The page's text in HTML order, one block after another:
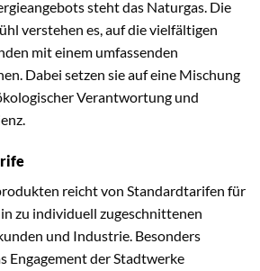
steht das Naturgas. Die
verstehen es, auf die vielfältigen
mit einem umfassenden
Dabei setzen sie auf eine Mischung
Verantwortung und
reicht von Standardtarifen für
zu individuell zugeschnittenen
und Industrie. Besonders
Engagement der Stadtwerke